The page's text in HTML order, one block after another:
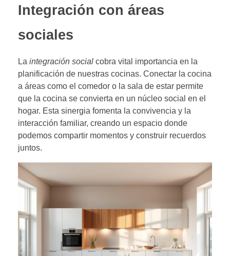
Integración con áreas
sociales
La integración social cobra vital importancia en la
planificación de nuestras cocinas. Conectar la cocina
a áreas como el comedor o la sala de estar permite
que la cocina se convierta en un núcleo social en el
hogar. Esta sinergia fomenta la convivencia y la
interacción familiar, creando un espacio donde
podemos compartir momentos y construir recuerdos
juntos.